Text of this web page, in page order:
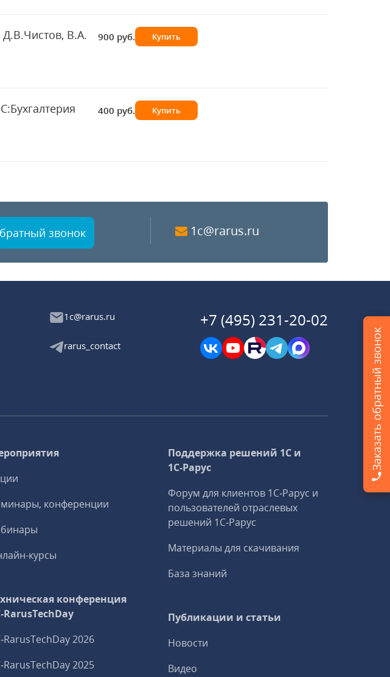
Д.В.Чистов, В.А.
900 руб. Купить
400 руб. Купить
звонок 1c@rarus.ru
1c@rarus.ru
rarus_contact
+7 (495) 231-20-02
конференции
курсы
конференция
2026
2025
Поддержка решений 1С и
1С‑Рарус
Форум для клиентов 1С‑Рарус и
пользователей отраслевых
решений 1С‑Рарус
Материалы для скачивания
База знаний
Публикации и статьи
Новости
Видео
Заказать обратный звонок